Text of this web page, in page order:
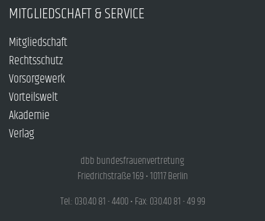
MITGLIEDSCHAFT & SERVICE
Mitgliedschaft
Rechtsschutz
Vorsorgewerk
Vorteilswelt
Akademie
Verlag
dbb bundesfrauenvertretung
Friedrichstraße 169 • 10117 Berlin
Tel.: 030.40 81 - 4400 • Fax: 030.40 81 - 49 99